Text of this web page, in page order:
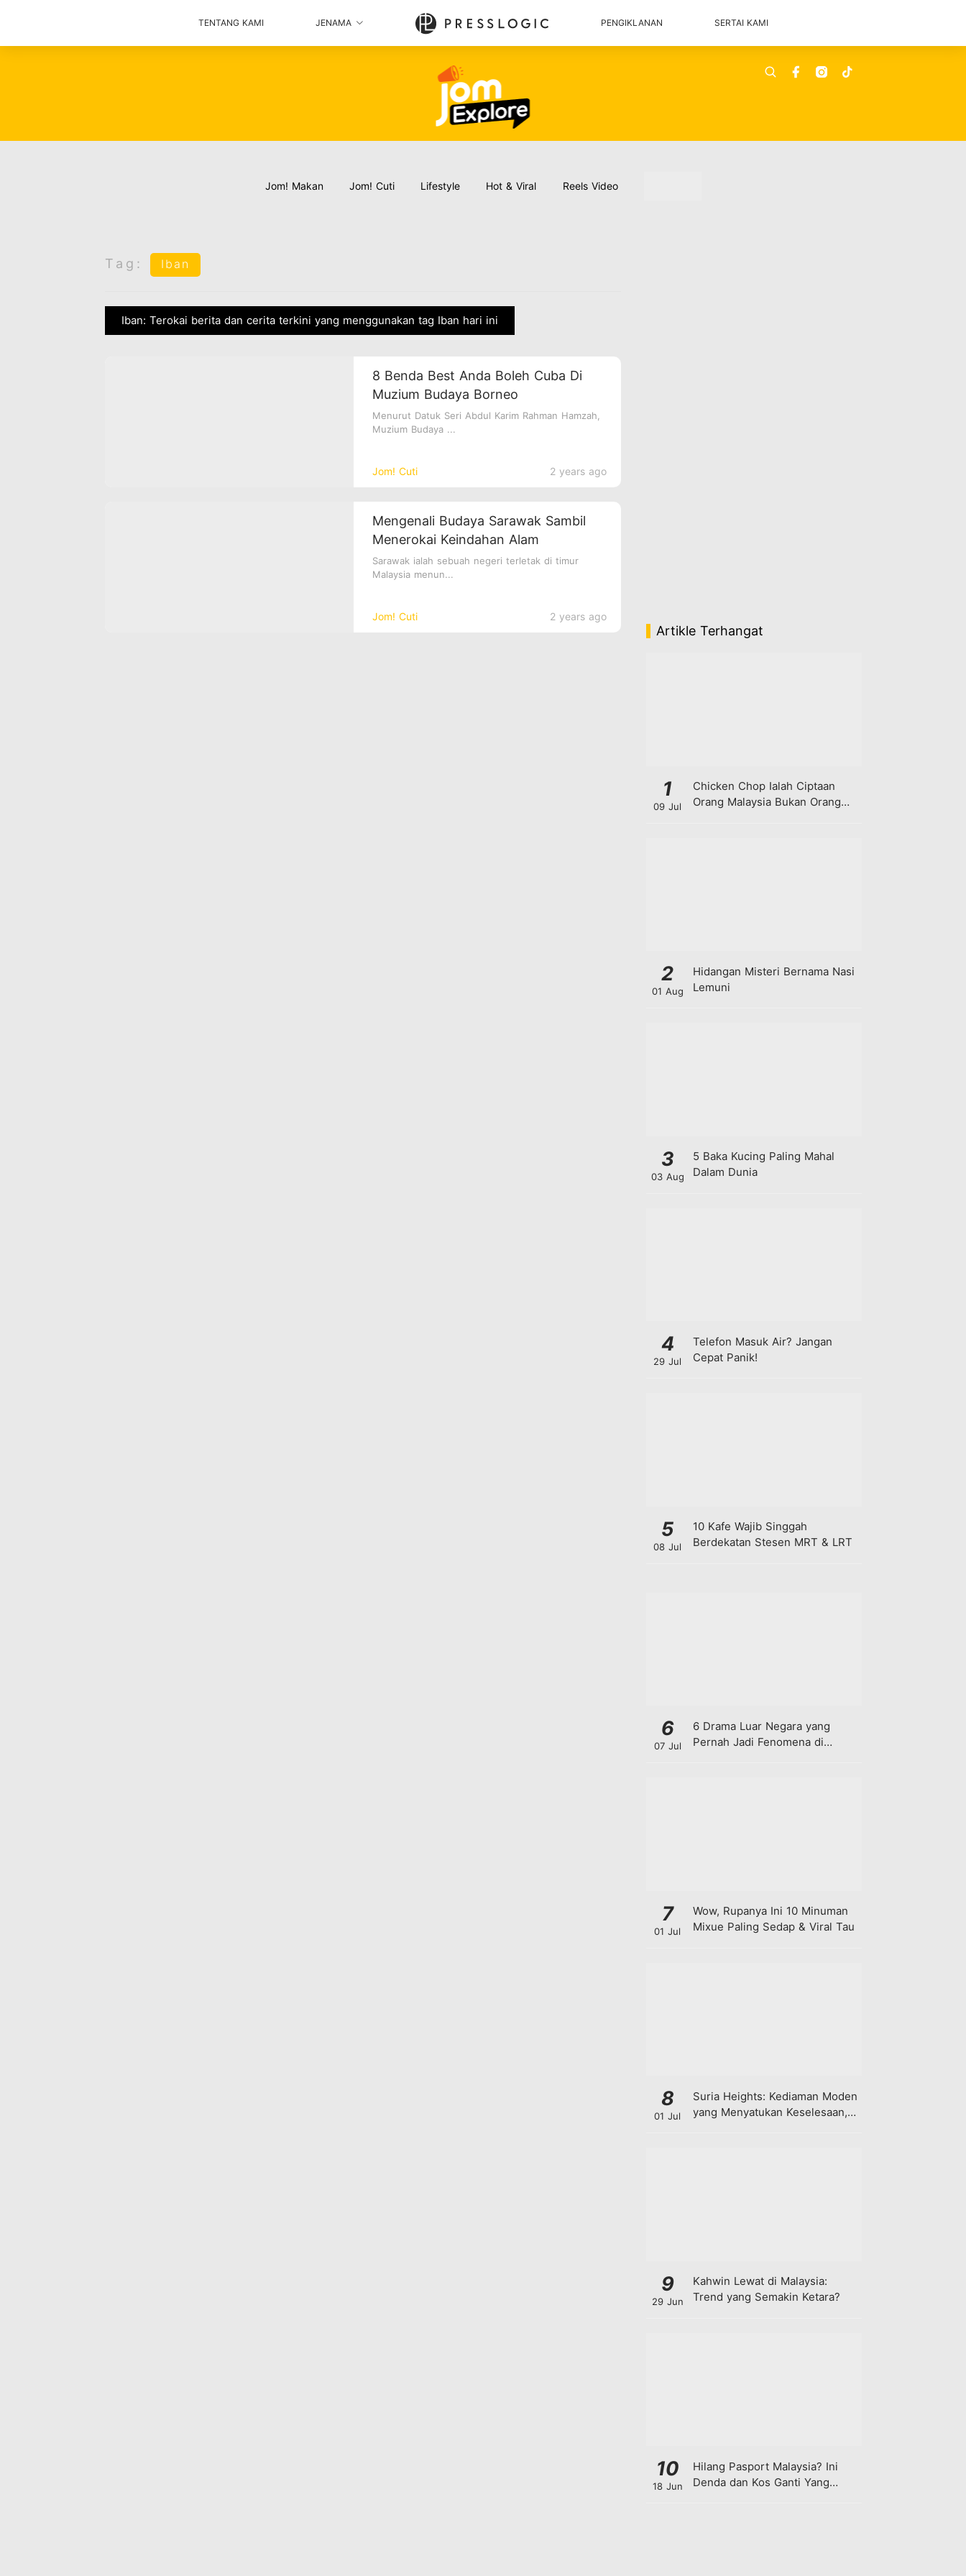
TENTANG KAMI JENAMA PENGIKLANAN SERTAI KAMI
Jom! Makan Jom! Cuti Lifestyle Hot & Viral Reels Video
Tag: Iban
Iban: Terokai berita dan cerita terkini yang menggunakan tag Iban hari ini
Jom! Cuti 2 years ago
8 Benda Best Anda Boleh Cuba Di
Muzium Budaya Borneo
Menurut Datuk Seri Abdul Karim Rahman Hamzah,
Muzium Budaya ...
Jom! Cuti 2 years ago
Mengenali Budaya Sarawak Sambil
Menerokai Keindahan Alam
Sarawak ialah sebuah negeri terletak di timur
Malaysia menun...
Artikle Terhangat
1
09 Jul
Chicken Chop Ialah Ciptaan
Orang Malaysia Bukan Orang
2
01 Aug
Hidangan Misteri Bernama Nasi
Lemuni
3
03 Aug
5 Baka Kucing Paling Mahal
Dalam Dunia
4
29 Jul
Telefon Masuk Air? Jangan
Cepat Panik!
5
08 Jul
10 Kafe Wajib Singgah
Berdekatan Stesen MRT & LRT
6
07 Jul
6 Drama Luar Negara yang
Pernah Jadi Fenomena di
7
01 Jul
Wow, Rupanya Ini 10 Minuman
Mixue Paling Sedap & Viral Tau
8
01 Jul
Suria Heights: Kediaman Moden
yang Menyatukan Keselesaan,
9
29 Jun
Kahwin Lewat di Malaysia:
Trend yang Semakin Ketara?
10
18 Jun
Hilang Pasport Malaysia? Ini
Denda dan Kos Ganti Yang